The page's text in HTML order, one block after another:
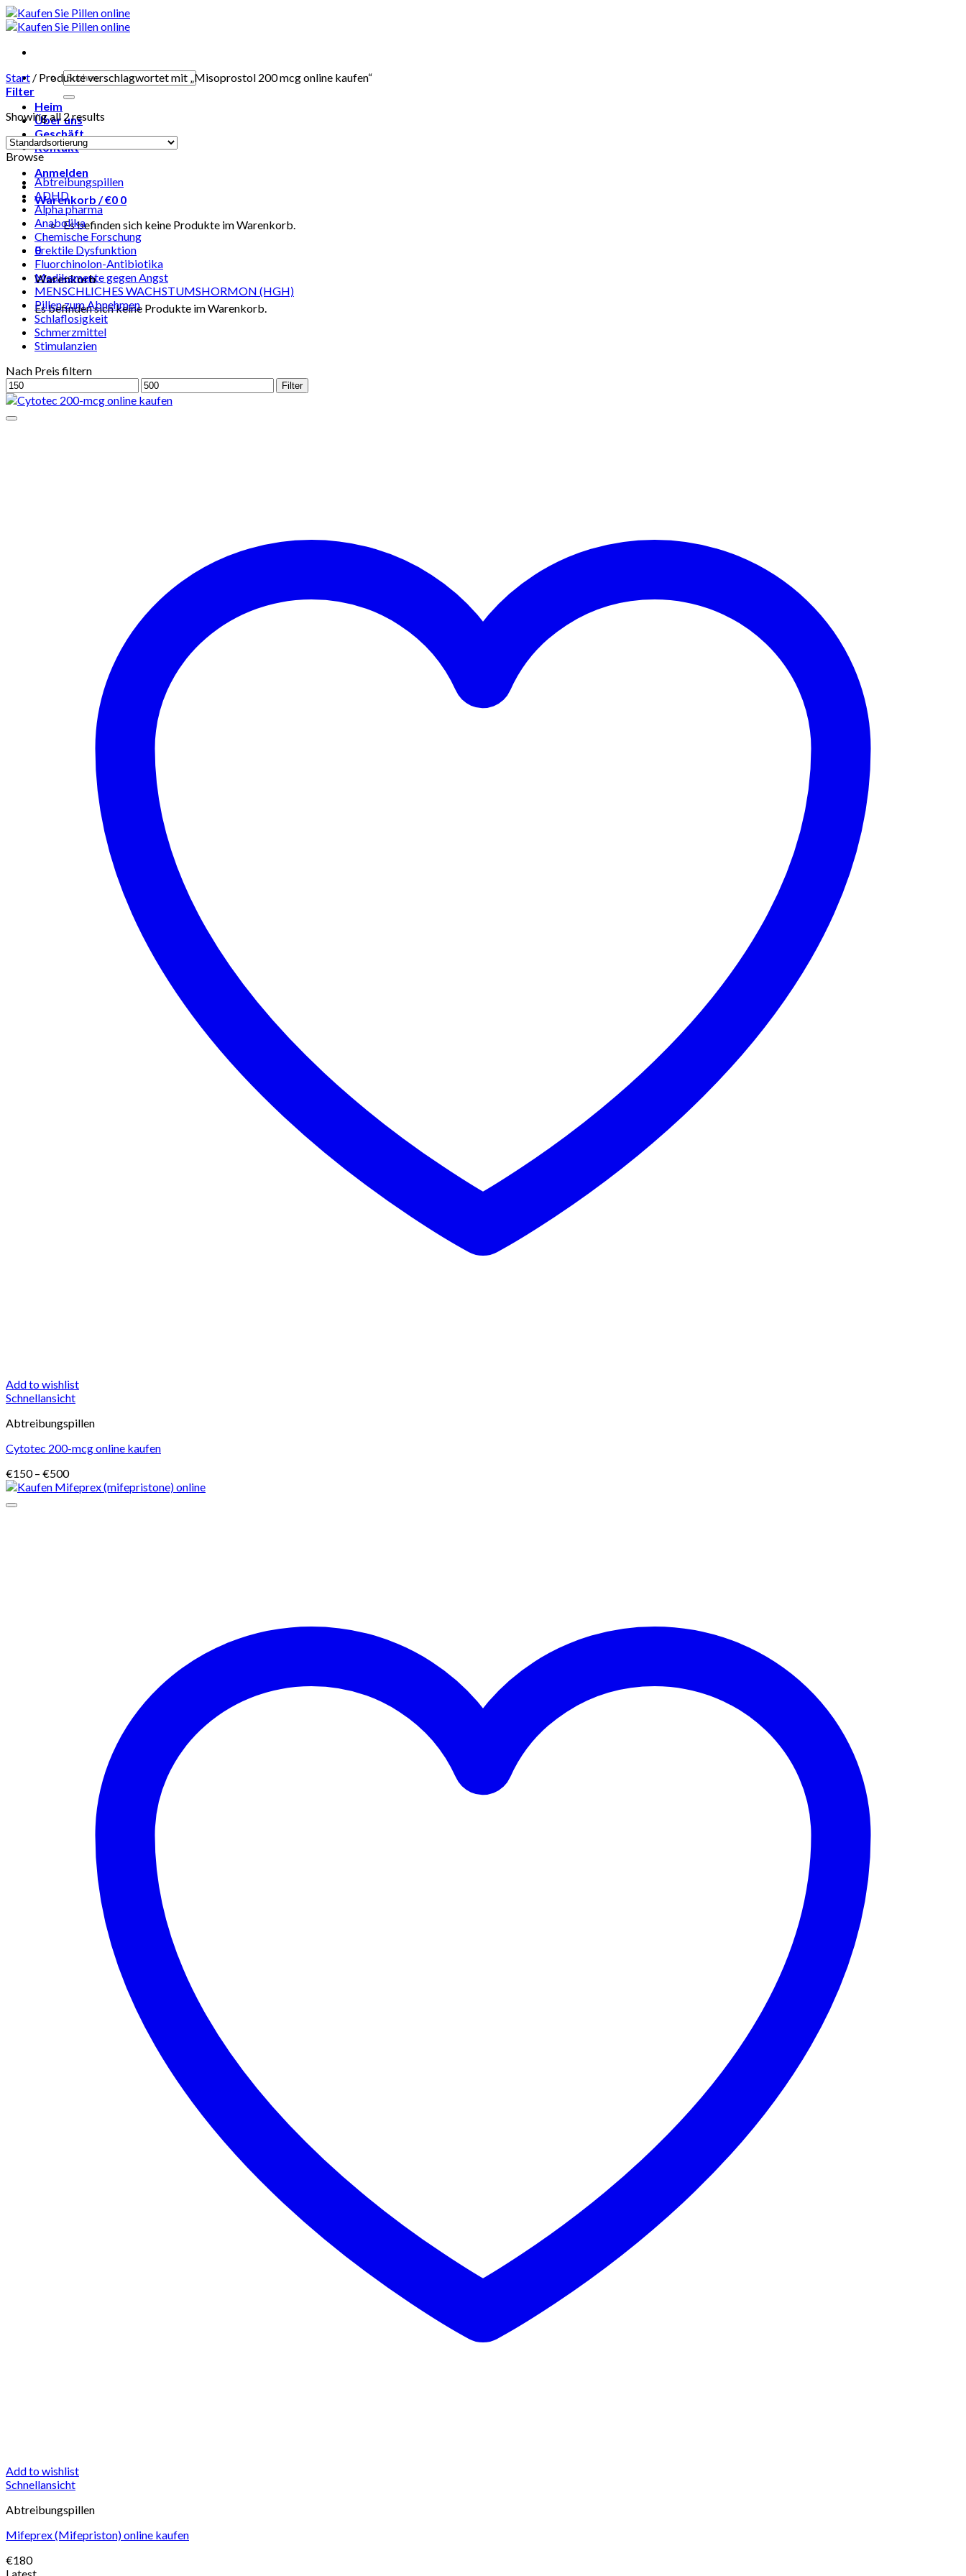
Skip
to
Suchen
nach:
Heim
Über uns
Geschäft
Kontakt
Anmelden
Warenkorb /€0 0
Es befinden sich keine Produkte im Warenkorb.
0
Warenkorb
Es befinden sich keine Produkte im Warenkorb.
Start / Produkte verschlagwortet mit „Misoprostol 200 mcg online kaufen“
Filter
Showing all 2 results
Browse
Abtreibungspillen
ADHD
Alpha pharma
Anabolika
Chemische Forschung
Erektile Dysfunktion
Fluorchinolon-Antibiotika
Medikamente gegen Angst
MENSCHLICHES WACHSTUMSHORMON (HGH)
Pillen zum Abnehmen
Schlaflosigkeit
Schmerzmittel
Stimulanzien
Nach Preis filtern
Min.
Preis
Max.
Preis
Filter
Add to wishlist
Schnellansicht
Abtreibungspillen
Cytotec 200-mcg online kaufen
€150 – €500Preisspanne:
€150
Add to wishlist
Schnellansicht
Abtreibungspillen
Mifeprex (Mifepriston) online kaufen
€180